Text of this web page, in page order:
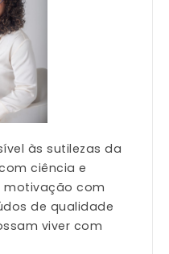
às sutilezas da
ciência e
motivação com
de qualidade
viver com